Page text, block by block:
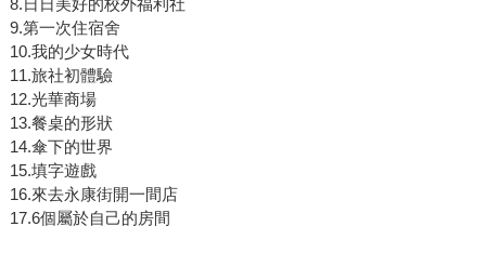
8.日日美好的校外福利社
9.第一次住宿舍
10.我的少女時代
11.旅社初體驗
12.光華商場
13.餐桌的形狀
14.傘下的世界
15.填字遊戲
16.來去永康街開一間店
17.6個屬於自己的房間